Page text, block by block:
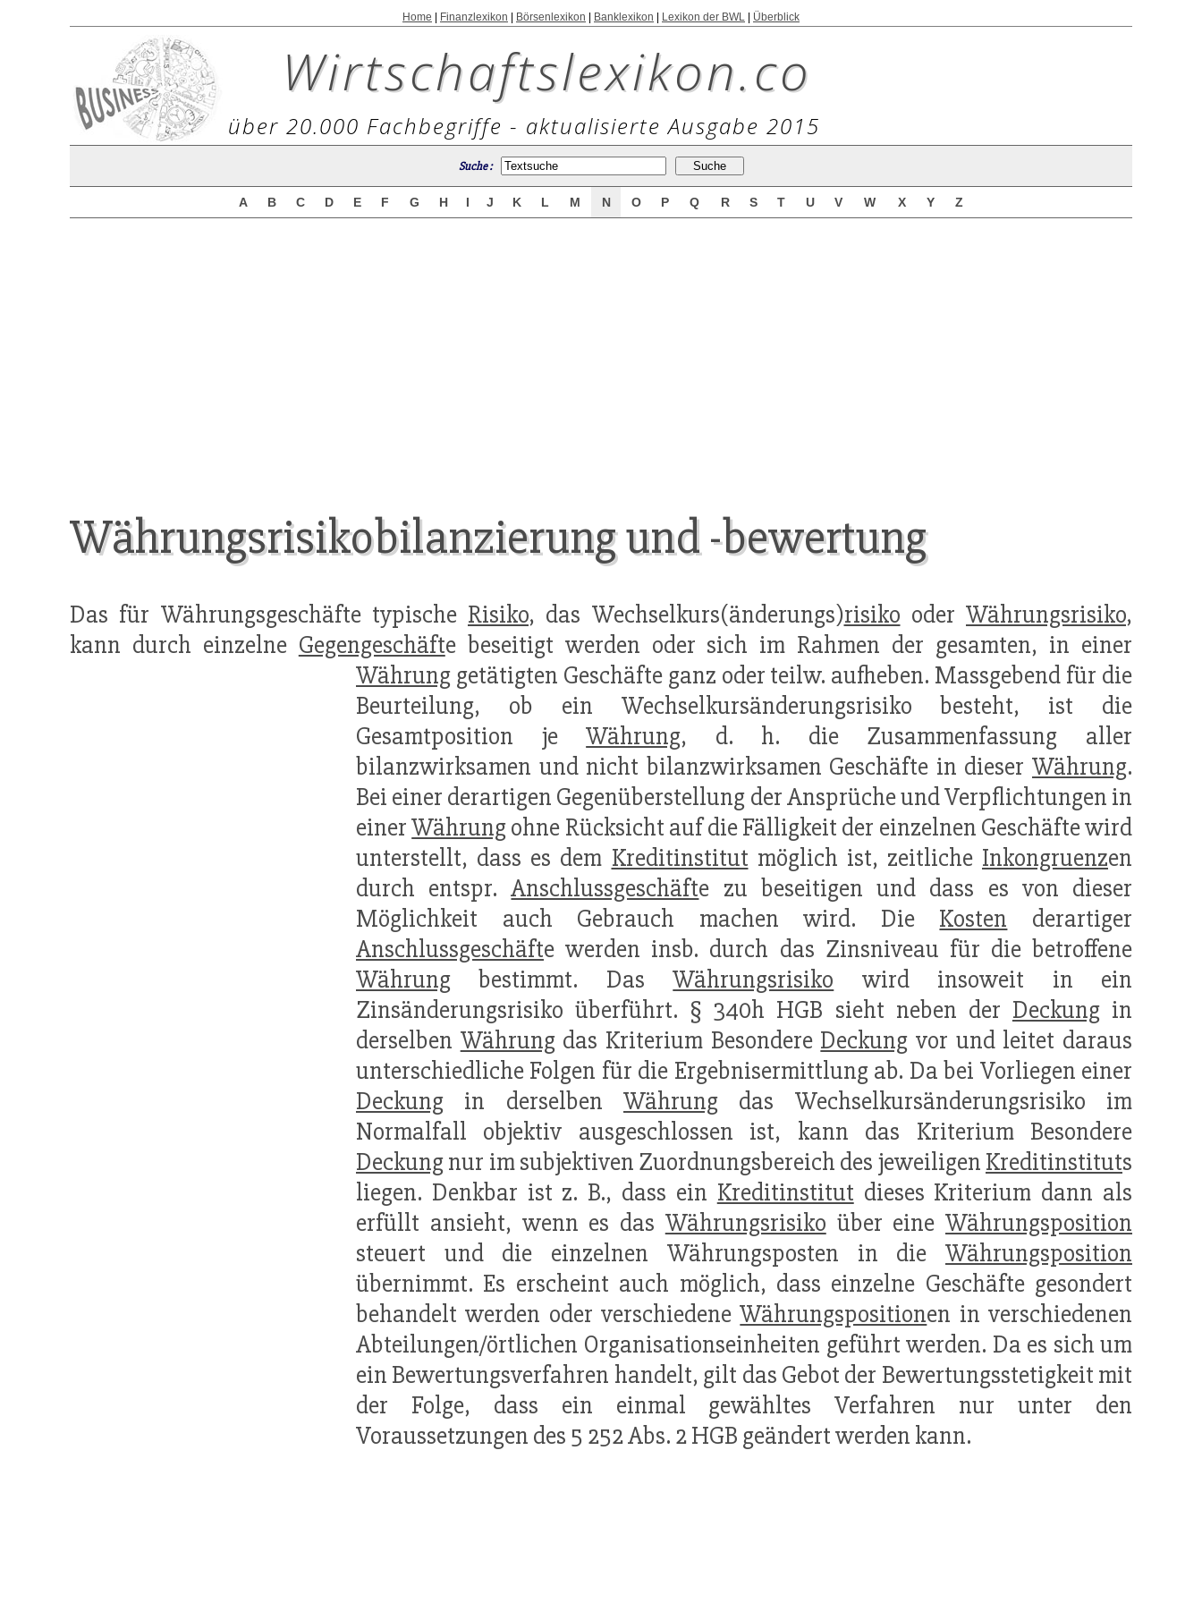
Home Finanzlexikon Börsenlexikon Banklexikon Lexikon der BWL Überblick
Wirtschaftslexikon.co
über 20.000 Fachbegriffe - aktualisierte Ausgabe 2015
Suche :
A B C D E F G H I J K L M N O P Q R S T U V W X Y Z
Währungsrisikobilanzierung und -bewertung
Das für Währungsgeschäfte typische Risiko, das Wechselkurs(änderungs)risiko oder Währungsrisiko,
kann durch einzelne Gegengeschäfte beseitigt werden oder sich im Rahmen der gesamten, in einer
Währung getätigten Geschäfte ganz oder teilw. aufheben. Massgebend für die
Beurteilung, ob ein Wechselkursänderungsrisiko besteht, ist die
Gesamtposition jeWährung, d. h. die Zusammenfassung aller
bilanzwirksamen und nicht bilanzwirksamen Geschäfte in dieser Währung.
Bei einer derartigen Gegenüberstellung der Ansprüche und Verpflichtungen in
einerWährungohne Rücksicht auf die Fälligkeit der einzelnen Geschäfte wird
unterstellt, dass es dem Kreditinstitut möglich ist, zeitliche Inkongruenzen
durch entspr.Anschlussgeschäfte zu beseitigen und dass es von dieser
Möglichkeit auch Gebrauch machen wird. Die Kosten derartiger
Anschlussgeschäfte werden insb. durch das Zinsniveau für die betroffene
Währung bestimmt. DasWährungsrisiko wird insoweit in ein
Zinsänderungsrisiko überführt. § 340h HGB sieht neben der Deckungin
derselben Währungdas Kriterium Besondere Deckung vor und leitet daraus
unterschiedliche Folgen für die Ergebnisermittlung ab. Da bei Vorliegen einer
Deckung in derselben Währung das Wechselkursänderungsrisiko im
Normalfall objektiv ausgeschlossen ist, kann das Kriterium Besondere
Deckungnur im subjektiven Zuordnungsbereich des jeweiligen Kreditinstituts
liegen. Denkbar ist z. B., dass ein Kreditinstitut dieses Kriterium dann als
erfüllt ansieht, wenn es das Währungsrisiko über eine Währungsposition
steuert und die einzelnen Währungsposten in die Währungsposition
übernimmt. Es erscheint auch möglich, dass einzelne Geschäfte gesondert
behandelt werden oder verschiedeneWährungspositionen in verschiedenen
Abteilungen/örtlichen Organisationseinheiten geführt werden. Da es sich um
ein Bewertungsverfahren handelt, gilt das Gebot der Bewertungsstetigkeit mit
der Folge, dass ein einmal gewähltes Verfahren nur unter den
Voraussetzungen des 5 252 Abs. 2 HGB geändert werden kann.